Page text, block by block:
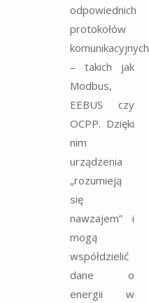
odpowiednich
protokołów
komunikacyjnych
– takich jak
Modbus,
EEBUS czy
OCPP. Dzięki
nim
urządzenia
„rozumieją
się
nawzajem” i
mogą
współdzielić
dane o
energii w